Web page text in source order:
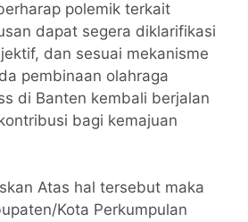
polemik terkait
dapat segera diklarifikasi
dan sesuai mekanisme
pembinaan olahraga
di Banten kembali berjalan
bagi kemajuan
Atas hal tersebut maka
Kota Perkumpulan